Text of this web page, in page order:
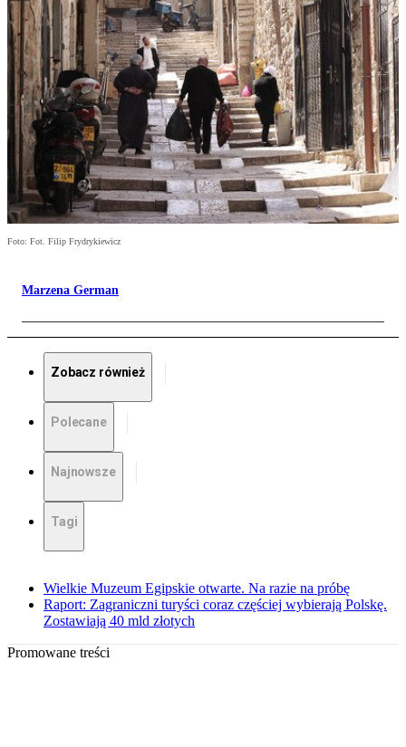
Foto: Fot. Filip Frydrykiewicz
Marzena German
Zobacz również
Polecane
Najnowsze
Tagi
Wielkie Muzeum Egipskie otwarte. Na razie na próbę
Raport: Zagraniczni turyści coraz częściej wybierają Polskę.
Zostawiają 40 mld złotych
Promowane treści